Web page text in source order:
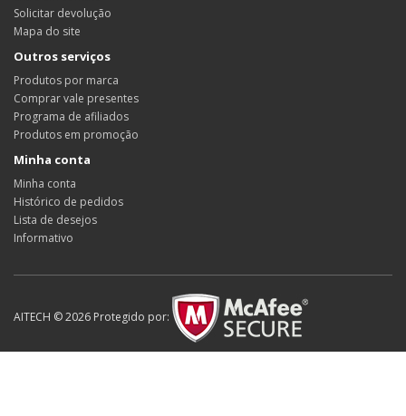
Solicitar devolução
Mapa do site
Outros serviços
Produtos por marca
Comprar vale presentes
Programa de afiliados
Produtos em promoção
Minha conta
Minha conta
Histórico de pedidos
Lista de desejos
Informativo
AITECH © 2026 Protegido por: